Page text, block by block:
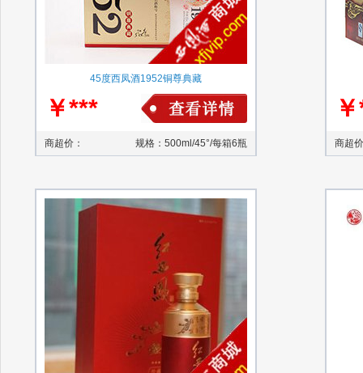
45度西凤酒1952铜尊典藏
￥***
商超价： 规格：500ml/45°/每箱6瓶 商超